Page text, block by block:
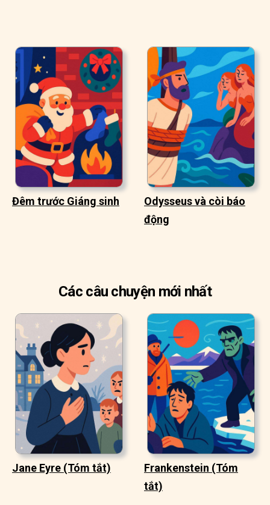
Đêm trước Giáng sinh
Odysseus và còi báo
động
Các câu chuyện mới nhất
Jane Eyre (Tóm tắt)
Frankenstein (Tóm
tắt)